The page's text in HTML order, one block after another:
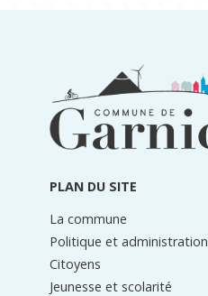
Informations
PLAN DU SITE
La commune
Politique et administration
Citoyens
Jeunesse et scolarité